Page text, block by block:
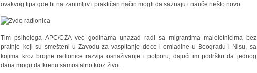
ovakvog tipa gde bi na zanimljiv i praktičan način mogli da saznaju i nauče nešto novo.
Tim psihologa APC/CZA već godinama unazad radi sa migrantima maloletnicima bez
pratnje koji su smešteni u Zavodu za vaspitanje dece i omladine u Beogradu i Nisu, sa
kojima kroz brojne radionice razvija osnaživanje i potporu, dajući im podršku da jednog
dana mogu da krenu samostalno kroz život.